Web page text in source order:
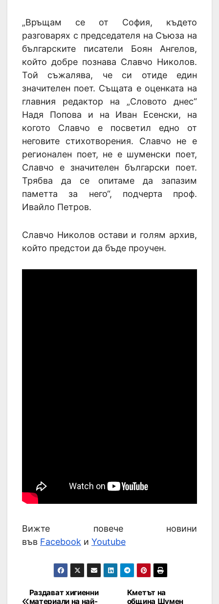
„Връщам се от София, където
разговарях с председателя на Съюза на
българските писатели Боян Ангелов,
който добре познава Славчо Николов.
Той съжалява, че си отиде един
значителен поет. Същата е оценката на
главния редактор на „Словото днес“
Надя Попова и на Иван Есенски, на
когото Славчо е посветил едно от
неговите стихотворения. Славчо не е
регионален поет, не е шуменски поет,
Славчо е значителен български поет.
Трябва да се опитаме да запазим
паметта за него“, подчерта проф.
Ивайло Петров.
Славчо Николов остави и голям архив,
който предстои да бъде проучен.
Вижте повече новини
във Facebook и Youtube
Кметът на
община Шумен
Раздават хигиенни
материали на най-